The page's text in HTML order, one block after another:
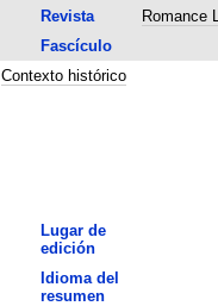
Revista
Romance
Fascículo
Contexto histórico
Lugar de
edición
Idioma del
resumen